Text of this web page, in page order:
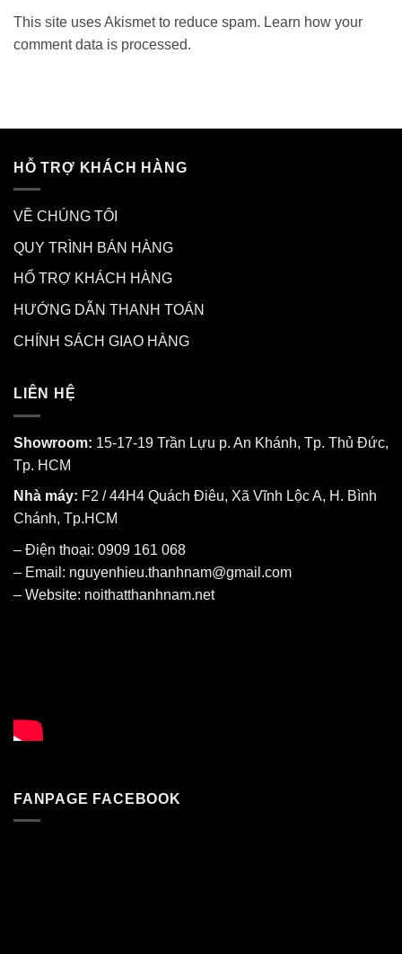
This site uses Akismet to reduce spam. Learn how your
comment data is processed.
HỖ TRỢ KHÁCH HÀNG
VỀ CHÚNG TÔI
QUY TRÌNH BÁN HÀNG
HỔ TRỢ KHÁCH HÀNG
HƯỚNG DẪN THANH TOÁN
CHÍNH SÁCH GIAO HÀNG
LIÊN HỆ
Showroom: 15-17-19 Trần Lựu p. An Khánh, Tp. Thủ Đức,
Tp. HCM
Nhà máy: F2 / 44H4 Quách Điêu, Xã Vĩnh Lộc A, H. Bình
Chánh, Tp.HCM
– Điện thoại: 0909 161 068
– Email: nguyenhieu.thanhnam@gmail.com
– Website: noithatthanhnam.net
FANPAGE FACEBOOK